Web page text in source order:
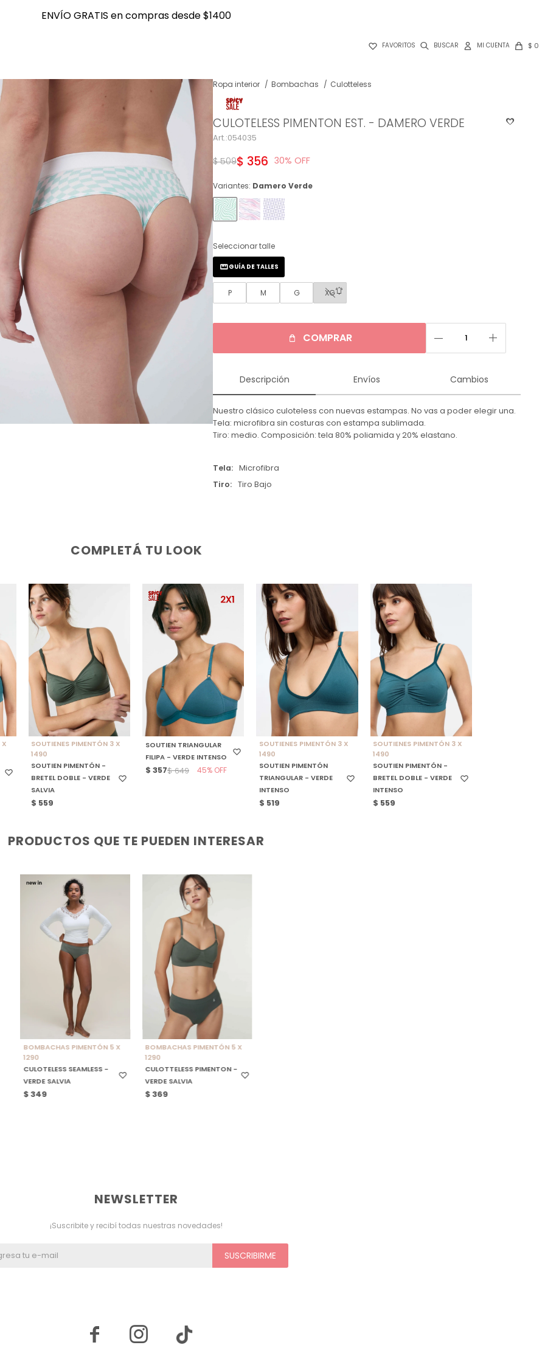
ENVÍO GRATIS en compras desde $1400
 FAVORITOS $ 0
ENVÍO GRATIS en compras desde $1400
Ropa interior Bombachas Culotteless
CULOTELESS PIMENTON EST. - DAMERO VERDE
054035
$ 356
$ 509 30
Variantes: Damero Verde
Seleccionar talle
P M G XG
GUÍA DE TALLES
COMPRAR remove add
Descripción Envíos Cambios
Nuestro clásico culoteless con nuevas estampas. No vas a poder elegir una.
Tela: microfibra sin costuras con estampa sublimada.
Tiro: medio. Composición: tela 80% poliamida y 20% elastano.
Tela
Microfibra
Tiro
Tiro Bajo
COMPLETÁ TU LOOK
X
SELECCIONAR TALLE
SOUTIENES PIMENTÓN 3 X
1490
SOUTIEN PIMENTÓN -
BRETEL DOBLE - VERDE
SALVIA
$ 559
SELECCIONAR TALLE
SOUTIEN TRIANGULAR
FILIPA - VERDE INTENSO
$ 357$ 649 45
SELECCIONAR TALLE
SOUTIENES PIMENTÓN 3 X
1490
SOUTIEN PIMENTÓN
TRIANGULAR - VERDE
INTENSO
$ 519
SELECCIONAR TALLE
SOUTIENES PIMENTÓN 3 X
1490
SOUTIEN PIMENTÓN -
BRETEL DOBLE - VERDE
INTENSO
$ 559
PRODUCTOS QUE TE PUEDEN INTERESAR
SELECCIONAR TALLE
BOMBACHAS PIMENTÓN 5 X
1290
CULOTELESS SEAMLESS -
VERDE SALVIA
$349
SELECCIONAR TALLE
BOMBACHAS PIMENTÓN 5 X
1290
CULOTTELESS PIMENTON -
VERDE SALVIA
$ 369
NEWSLETTER
¡Suscribite y recibí todas nuestras novedades!
SUSCRIBIRME
 